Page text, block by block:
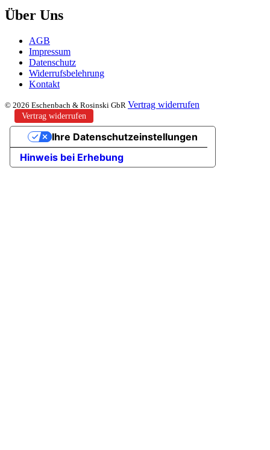
Über Uns
AGB
Impressum
Datenschutz
Widerrufsbelehrung
Kontakt
© 2026 Eschenbach & Rosinski GbR Vertrag widerrufen
Vertrag widerrufen
Hinweis bei Erhebung
Ihre Datenschutzeinstellungen